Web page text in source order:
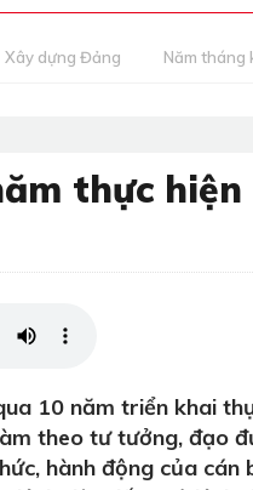
Xây dựng Đảng Năm tháng
thực
10 năm triển khai
theo tư tưởng, đạo
hành động của cán